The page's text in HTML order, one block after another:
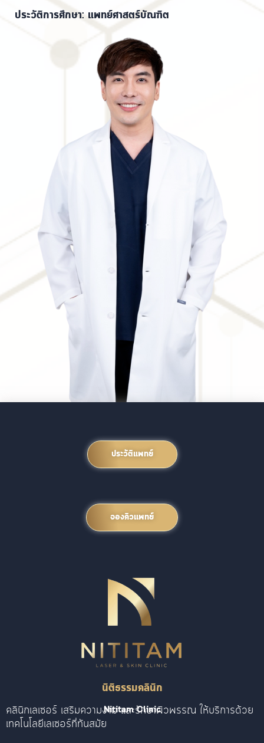
ประวัติการศึกษา: แพทย์ศาสตร์บัณฑิต
ประวัติแพทย์
จองคิวแพทย์
นิติธรรมคลินิก
Nititam Clinic
คลินิกเลเซอร์ เสริมความงาม และรักษาผิวพรรณ ให้บริการด้วย
เทคโนโลยีเลเซอร์ที่ทันสมัย